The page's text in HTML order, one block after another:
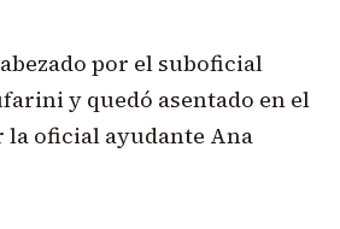
por el suboficial
y quedó asentado en el
oficial ayudante Ana